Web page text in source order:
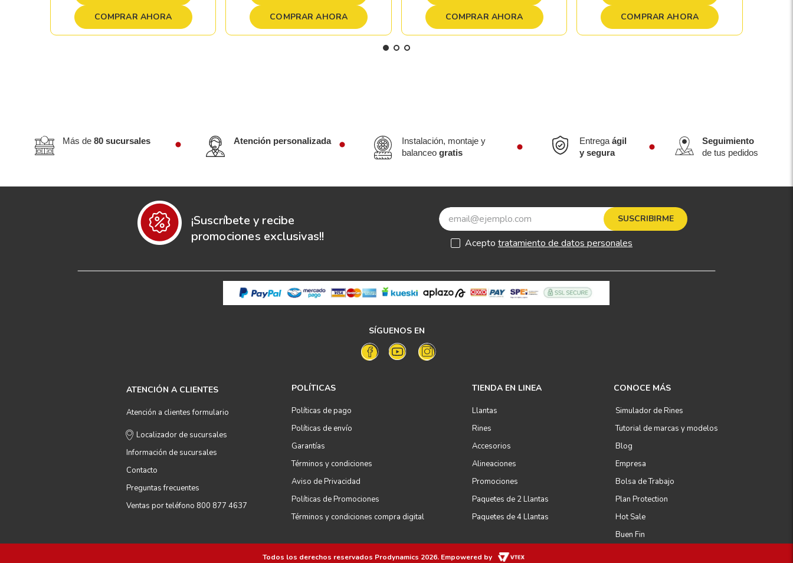
COMPRAR AHORA COMPRAR AHORA COMPRAR AHORA COMPRAR AHORA
Más de 80 sucursales Atención personalizada
Instalación, montaje y
balanceogratis
Entregaágil
y segura
Seguimiento
de tus pedidos
¡Suscríbete y recibe
promociones exclusivas!!
SUSCRIBIRME
Acepto tratamiento de datos personales
SÍGUENOS EN
ATENCIÓN A CLIENTES
Atención a clientes formulario
Localizador de sucursales
Información de sucursales
Contacto
Preguntas frecuentes
Ventas por teléfono 800 877 4637
POLÍTICAS
Políticas de pago
Políticas de envío
Garantías
Términos y condiciones
Aviso de Privacidad
Políticas de Promociones
Términos y condiciones compra digital
TIENDA EN LINEA
Llantas
Rines
Accesorios
Alineaciones
Promociones
Paquetes de 2 Llantas
Paquetes de 4 Llantas
CONOCE MÁS
Simulador de Rines
Tutorial de marcas y modelos
Blog
Empresa
Bolsa de Trabajo
Plan Protection
Hot Sale
Buen Fin
Todos los derechos reservados Prodynamics 2026. Empowered by